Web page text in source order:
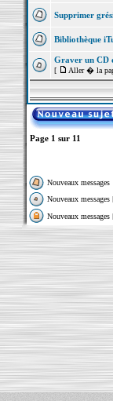
Supprimer
Bibliothèque
Graver un CD
[ Aller � la
Page 1 sur 11
Nouveaux messages
Nouveaux
Nouveaux